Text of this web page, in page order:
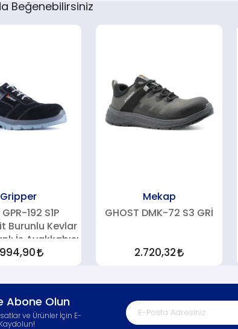
Beğenebilirsiniz
Gripper
192 S1P
Burunlu Kevlar
İş Ayakkabısı
Mekap
GHOST DMK-72 S3 GRİ
2.720,32
Abone Olun
ve Ürünler İçin E-